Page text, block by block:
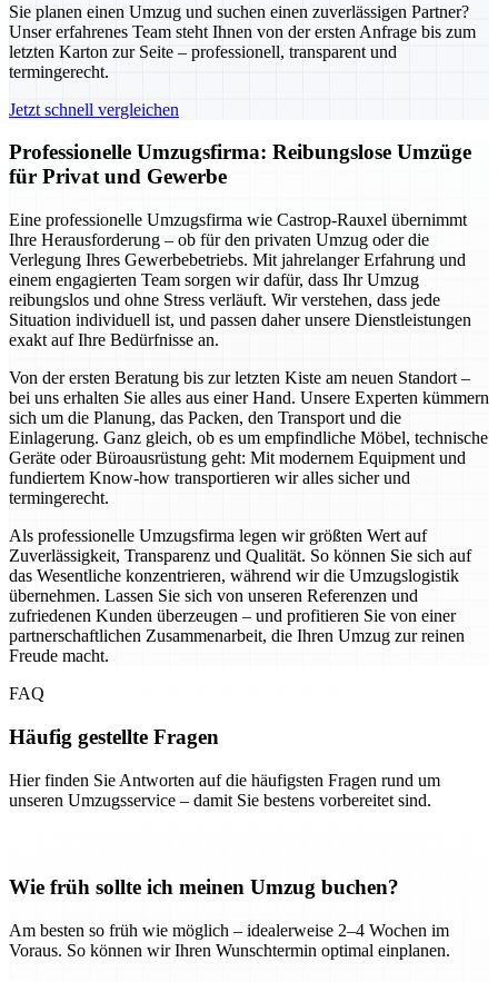
Sie planen einen Umzug und suchen einen zuverlässigen Partner?
Unser erfahrenes Team steht Ihnen von der ersten Anfrage bis zum
letzten Karton zur Seite – professionell, transparent und
termingerecht.
Jetzt schnell vergleichen
Professionelle Umzugsfirma: Reibungslose Umzüge
für Privat und Gewerbe
Eine professionelle Umzugsfirma wie Castrop-Rauxel übernimmt
Ihre Herausforderung – ob für den privaten Umzug oder die
Verlegung Ihres Gewerbebetriebs. Mit jahrelanger Erfahrung und
einem engagierten Team sorgen wir dafür, dass Ihr Umzug
reibungslos und ohne Stress verläuft. Wir verstehen, dass jede
Situation individuell ist, und passen daher unsere Dienstleistungen
exakt auf Ihre Bedürfnisse an.
Von der ersten Beratung bis zur letzten Kiste am neuen Standort –
bei uns erhalten Sie alles aus einer Hand. Unsere Experten kümmern
sich um die Planung, das Packen, den Transport und die
Einlagerung. Ganz gleich, ob es um empfindliche Möbel, technische
Geräte oder Büroausrüstung geht: Mit modernem Equipment und
fundiertem Know-how transportieren wir alles sicher und
termingerecht.
Als professionelle Umzugsfirma legen wir größten Wert auf
Zuverlässigkeit, Transparenz und Qualität. So können Sie sich auf
das Wesentliche konzentrieren, während wir die Umzugslogistik
übernehmen. Lassen Sie sich von unseren Referenzen und
zufriedenen Kunden überzeugen – und profitieren Sie von einer
partnerschaftlichen Zusammenarbeit, die Ihren Umzug zur reinen
Freude macht.
FAQ
Häufig gestellte Fragen
Hier finden Sie Antworten auf die häufigsten Fragen rund um
unseren Umzugsservice – damit Sie bestens vorbereitet sind.
Wie früh sollte ich meinen Umzug buchen?
Am besten so früh wie möglich – idealerweise 2–4 Wochen im
Voraus. So können wir Ihren Wunschtermin optimal einplanen.